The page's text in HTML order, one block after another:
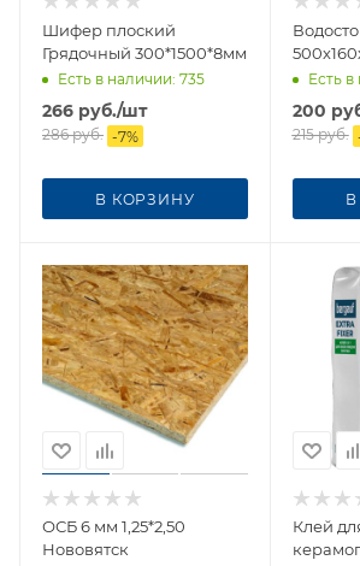
Шифер плоский
Грядочный 300*1500*8мм
Есть в наличии: 735
266 руб./шт
286руб. -7%
В КОРЗИНУ
Есть
200
215руб.
ОСБ 6 мм 1,25*2,50
Нововятск
Клей